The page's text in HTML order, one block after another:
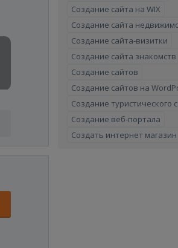
Создание сайта на WIX
Создание сайта
Создание сайта-визитки
Создание сайта знакомств
Создание сайтов
Создание сайтов на
Создание туристического
Создание веб-портала
Создать интернет магазин